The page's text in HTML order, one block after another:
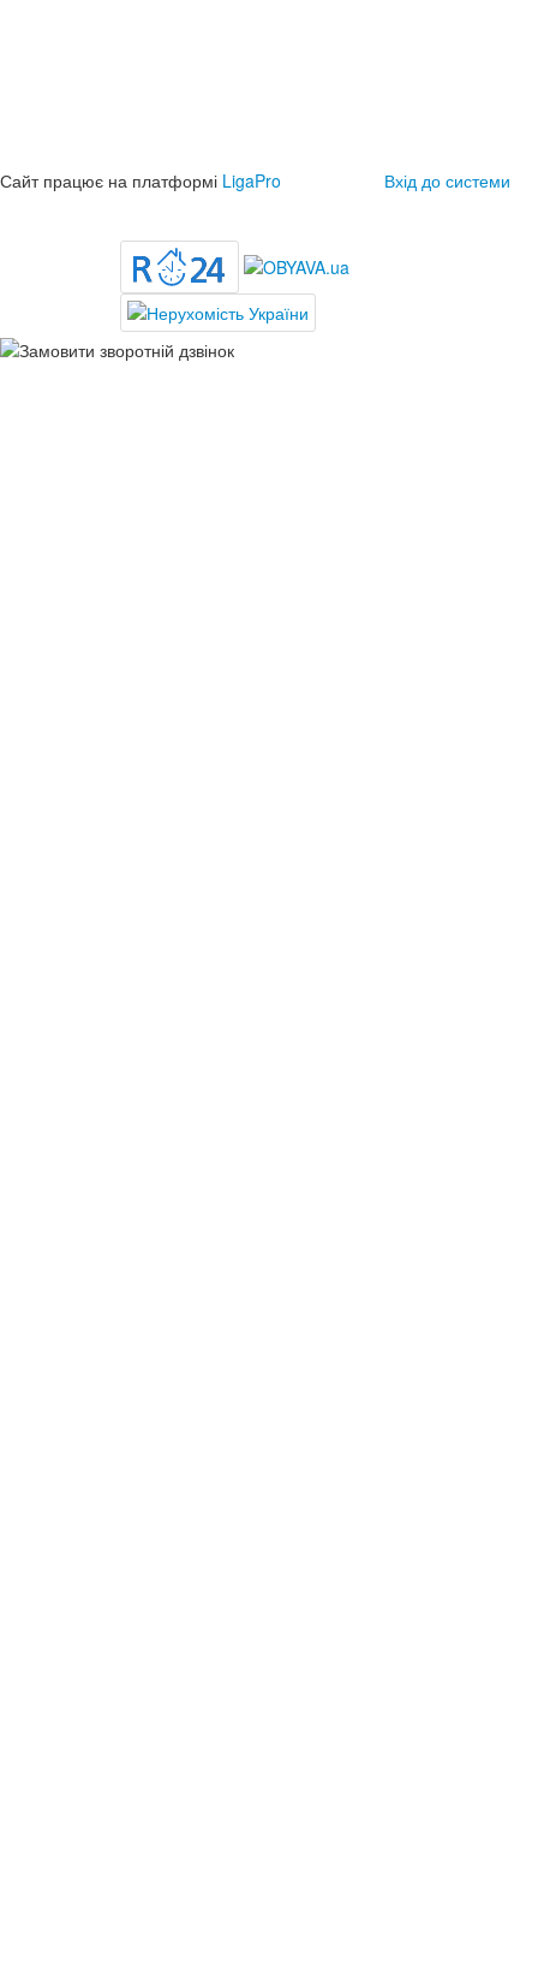
Сайт працює на платформі LigaPro Вхід до системи